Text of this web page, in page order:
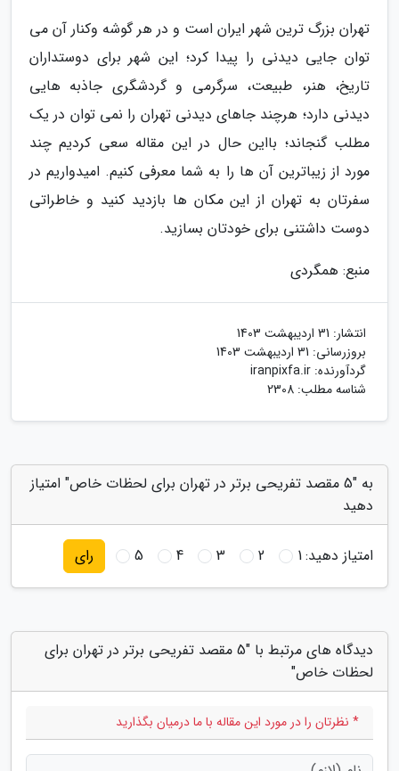
تهران بزرگ ترین شهر ایران است و در هر گوشه وکنار آن می
توان جایی دیدنی را پیدا کرد؛ این شهر برای دوستداران
تاریخ، هنر، طبیعت، سرگرمی و گردشگری جاذبه هایی
دیدنی دارد؛ هرچند جاهای دیدنی تهران را نمی توان در یک
مطلب گنجاند؛ بااین حال در این مقاله سعی کردیم چند
مورد از زیباترین آن ها را به شما معرفی کنیم. امیدواریم در
سفرتان به تهران از این مکان ها بازدید کنید و خاطراتی
دوست داشتنی برای خودتان بسازید.
منبع: همگردی
انتشار: 31 اردیبهشت 1403
بروزرسانی: 31 اردیبهشت 1403
گردآورنده: iranpixfa.ir
شناسه مطلب: 2308
به "5 مقصد تفریحی برتر در تهران برای لحظات خاص" امتیاز
دهید
امتیاز دهید:1
2
3
4
5 رای
دیدگاه های مرتبط با "5 مقصد تفریحی برتر در تهران برای
لحظات خاص"
* نظرتان را در مورد این مقاله با ما درمیان بگذارید